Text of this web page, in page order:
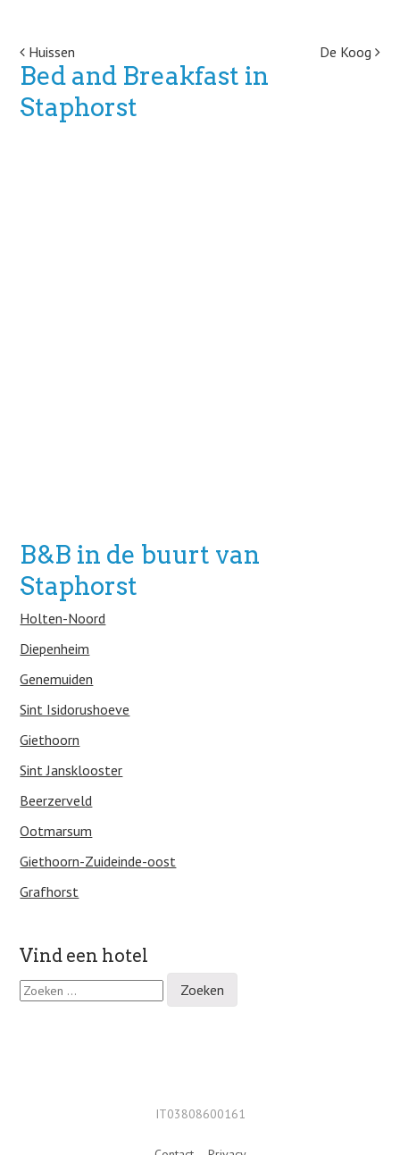
Post navigation
Huissen De Koog
Bed and Breakfast in
Staphorst
B&B in de buurt van
Staphorst
Holten-Noord
Diepenheim
Genemuiden
Sint Isidorushoeve
Giethoorn
Sint Jansklooster
Beerzerveld
Ootmarsum
Giethoorn-Zuideinde-oost
Grafhorst
Vind een hotel
Z
o
IT03808600161